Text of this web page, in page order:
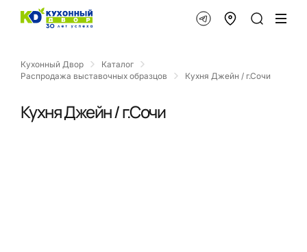
Кухонный Двор
Каталог
Распродажа выставочных образцов
Кухня Джейн / г.Сочи
Кухня Джейн / г.Сочи